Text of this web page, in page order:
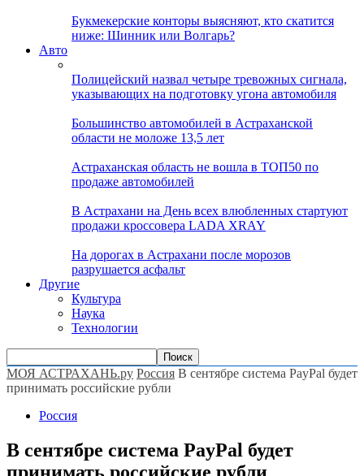
Букмекерские конторы выясняют, кто скатится
ниже: Шинник или Волгарь?
Авто
Полицейский назвал четыре тревожных сигнала,
указывающих на подготовку угона автомобиля
Большинство автомобилей в Астраханской
области не моложе 13,5 лет
Астраханская область не вошла в ТОП50 по
продаже автомобилей
В Астрахани на День всех влюбленных стартуют
продажи кроссовера LADA XRAY
На дорогах в Астрахани после морозов
разрушается асфальт
Другие
Культура
Наука
Технологии
МОЯ АСТРАХАНЬ.ру Россия В сентябре система PayPal будет
принимать российские рубли
Россия
В сентябре система PayPal будет